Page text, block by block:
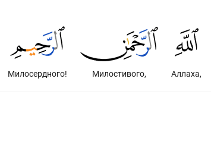
Аллаха,
Милостивого,
Милосердного!